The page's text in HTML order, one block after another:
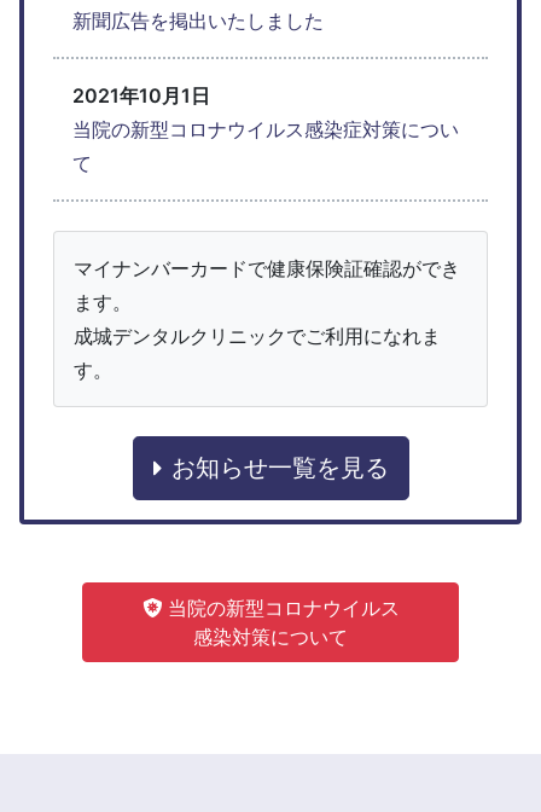
新聞広告を掲出いたしました
2021年10月1日
当院の新型コロナウイルス感染症対策につい
て
マイナンバーカードで健康保険証確認ができ
ます。
成城デンタルクリニックでご利用になれま
す。
お知らせ一覧を見る
当院の新型コロナウイルス
感染対策について